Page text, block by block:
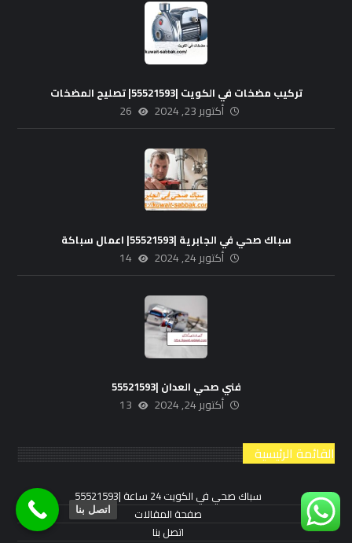
تركيب مضخات في الكويت |55521593| تصليح المضخات
أكتوبر 23, 2024 26
سباك صحي في الجابرية |55521593| اعمال سباكة
أكتوبر 24, 2024 14
فني صحي العدان |55521593
أكتوبر 24, 2024 13
القائمة الرئيسية
سباك صحي في الكويت 24 ساعة |55521593
صفحة المقالات
اتصل بنا
اتصل بنا